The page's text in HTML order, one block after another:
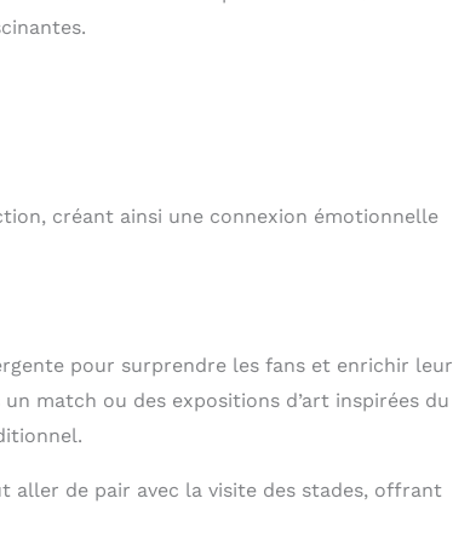
créant ainsi une connexion émotionnelle
pour surprendre les fans et enrichir leur
match ou des expositions d’art inspirées du
aller de pair avec la visite des stades, offrant